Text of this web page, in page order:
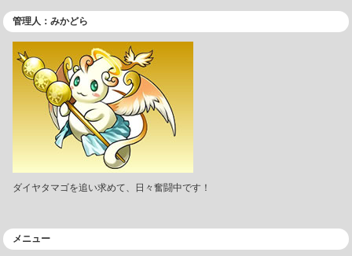
管理人：みかどら
ダイヤタマゴを追い求めて、日々奮闘中です！
メニュー